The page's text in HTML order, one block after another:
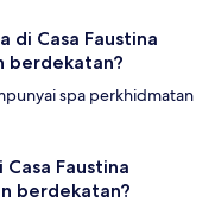
di Casa Faustina
berdekatan?
spa perkhidmatan
Faustina
berdekatan?